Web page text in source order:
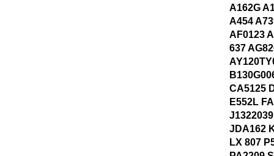
A162G
A454
AF0123
637
CA5125
E552L
JDA162
LX 807